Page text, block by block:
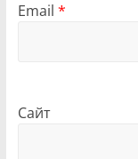
Email *
Сайт